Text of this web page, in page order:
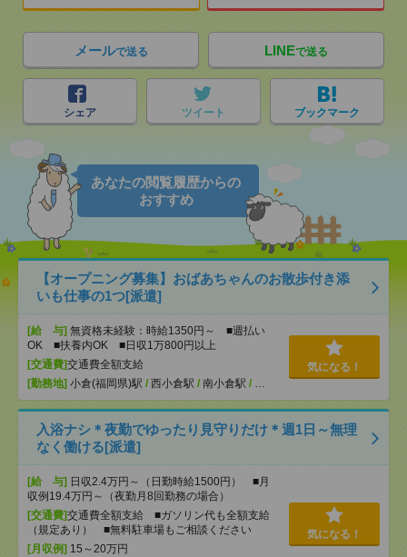
メールで送る LINEで送る
シェア ツイート ブックマーク
あなたの閲覧履歴からの
おすすめ
【オープニング募集】おばあちゃんのお散歩付き添
いも仕事の1つ[派遣]
[給 与] 無資格未経験：時給1350円～ ■週払い
OK ■扶養内OK ■日収1万800円以上
[交通費]交通費全額支給
[勤務地] 小倉(福岡県)駅 / 西小倉駅 / 南小倉駅 / …
気になる！
入浴ナシ＊夜勤でゆったり見守りだけ＊週1日～無理
なく働ける[派遣]
[給 与] 日収2.4万円～（日勤時給1500円） ■月
収例19.4万円～（夜勤月8回勤務の場合）
[交通費]交通費全額支給 ■ガソリン代も全額支給
（規定あり） ■無料駐車場もご相談ください
[月収例] 15～20万円
気になる！